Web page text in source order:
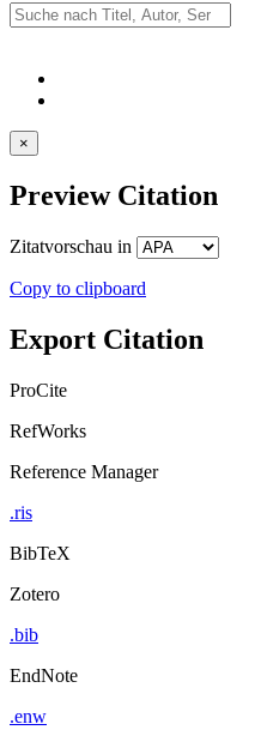
×
Preview Citation
Zitatvorschau in
Copy to clipboard
Export Citation
ProCite
RefWorks
Reference Manager
.ris
BibTeX
Zotero
.bib
EndNote
.enw